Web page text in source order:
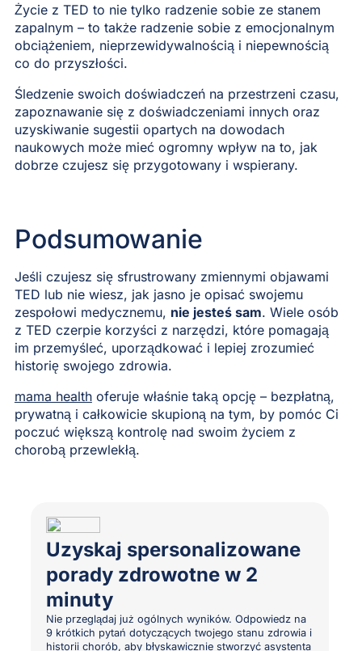
Życie z TED to nie tylko radzenie sobie ze stanem
zapalnym – to także radzenie sobie z emocjonalnym
obciążeniem, nieprzewidywalnością i niepewnością
co do przyszłości.
Śledzenie swoich doświadczeń na przestrzeni czasu,
zapoznawanie się z doświadczeniami innych oraz
uzyskiwanie sugestii opartych na dowodach
naukowych może mieć ogromny wpływ na to, jak
dobrze czujesz się przygotowany i wspierany.
Podsumowanie
Jeśli czujesz się sfrustrowany zmiennymi objawami
TED lub nie wiesz, jak jasno je opisać swojemu
zespołowi medycznemu, nie jesteś sam. Wiele osób
z TED czerpie korzyści z narzędzi, które pomagają
im przemyśleć, uporządkować i lepiej zrozumieć
historię swojego zdrowia.
mama healthoferuje właśnie taką opcję – bezpłatną,
prywatną i całkowicie skupioną na tym, by pomóc Ci
poczuć większą kontrolę nad swoim życiem z
chorobą przewlekłą.
Uzyskaj spersonalizowane
porady zdrowotne w 2
minuty
Nie przeglądaj już ogólnych wyników. Odpowiedz na
9 krótkich pytań dotyczących twojego stanu zdrowia i
historii chorób, aby błyskawicznie stworzyć asystenta